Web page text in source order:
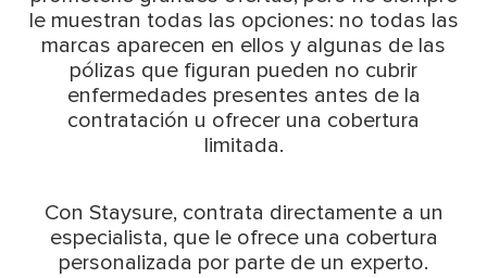
le muestran todas las opciones: no todas las
marcas aparecen en ellos y algunas de las
pólizas que figuran pueden no cubrir
enfermedades presentes antes de la
contratación u ofrecer una cobertura
limitada.
Con Staysure, contrata directamente a un
especialista, que le ofrece una cobertura
personalizada por parte de un experto.